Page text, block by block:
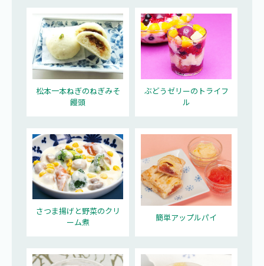
松本一本ねぎのねぎみそ
饅頭
ぶどうゼリーのトライフ
ル
さつま揚げと野菜のクリ
ーム煮
簡単アップルパイ